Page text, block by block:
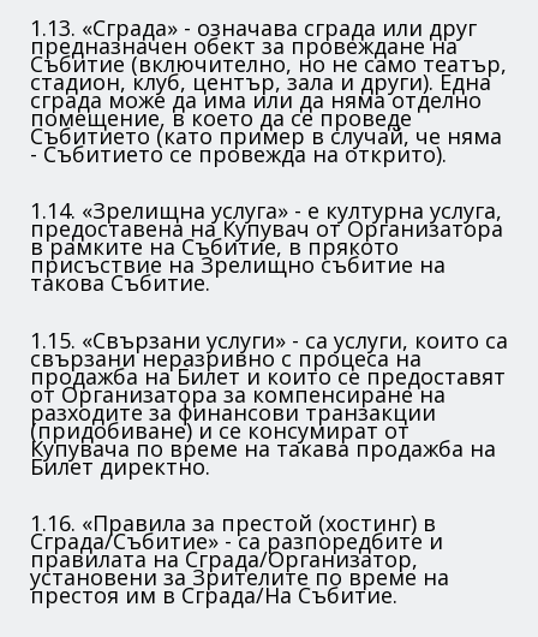
1.13. «Сграда» - означава сграда или друг
предназначен обект за провеждане на
Събитие (включително, но не само театър,
стадион, клуб, център, зала и други). Една
сграда може да има или да няма отделно
помещение, в което да се проведе
Събитието (като пример в случай, че няма
- Събитието се провежда на открито).
1.14. «Зрелищна услуга» - е културна услуга,
предоставена на Купувач от Организатора
в рамките на Събитие, в прякото
присъствие на Зрелищно събитие на
такова Събитие.
1.15. «Свързани услуги» - са услуги, които са
свързани неразривно с процеса на
продажба на Билет и които се предоставят
от Организатора за компенсиране на
разходите за финансови транзакции
(придобиване) и се консумират от
Купувача по време на такава продажба на
Билет директно.
1.16. «Правила за престой (хостинг) в
Сграда/Събитие» - са разпоредбите и
правилата на Сграда/Организатор,
установени за Зрителите по време на
престоя им в Сграда/На Събитие.